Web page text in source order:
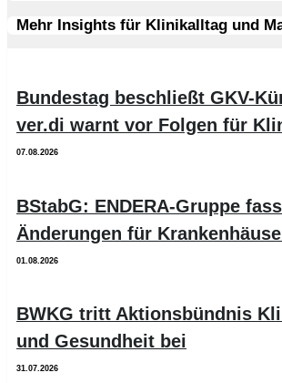
Mehr Insights für Klinikalltag und
Bundestag beschließt GKV-
ver.di warnt vor Folgen für
07.08.2026
BStabG: ENDERA-Gruppe
Änderungen für
01.08.2026
BWKG tritt Aktionsbündnis
und Gesundheit bei
31.07.2026